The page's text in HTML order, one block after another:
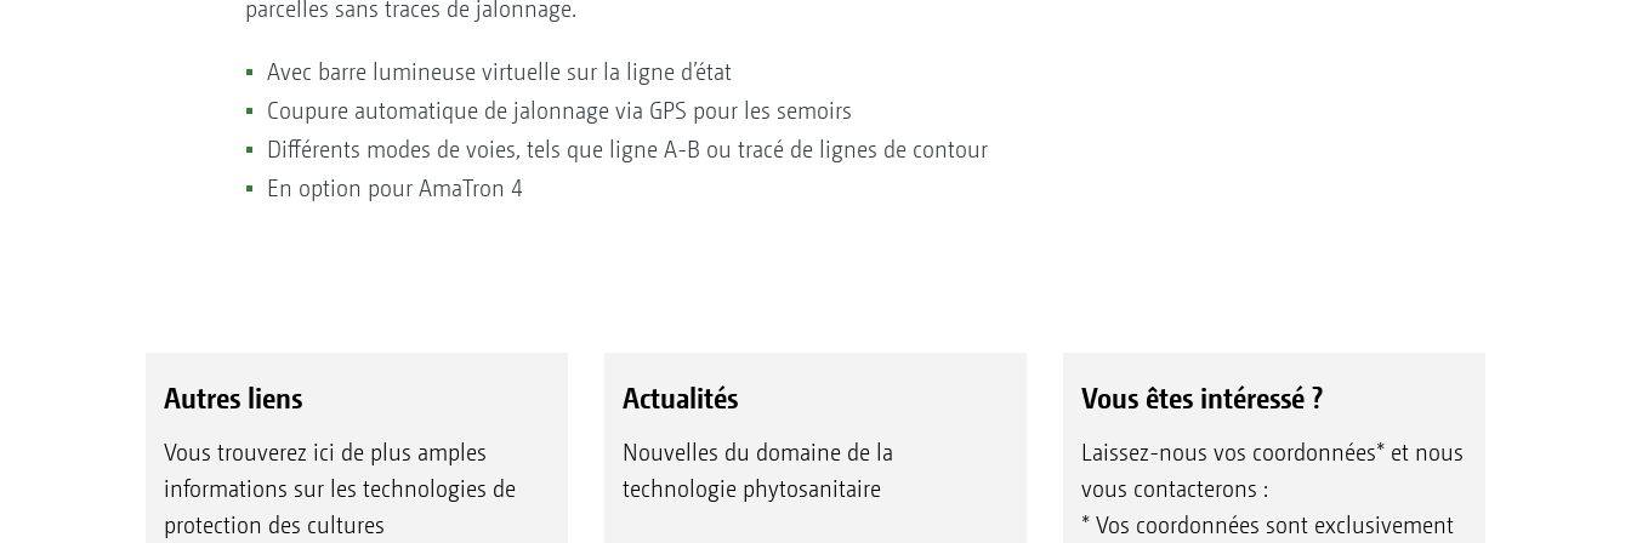
parcelles sans traces de jalonnage.
Avec barre lumineuse virtuelle sur la ligne d’état
Coupure automatique de jalonnage via GPS pour les semoirs
Différents modes de voies, tels que ligne A-B ou tracé de lignes de contour
En option pour AmaTron 4
Autres liens
Vous trouverez ici de plus amples
informations sur les technologies de
protection des cultures
Actualités
Nouvelles du domaine de la
technologie phytosanitaire
Vous êtes intéressé ?
Laissez-nous vos coordonnées* et nous
vous contacterons :
* Vos coordonnées sont exclusivement